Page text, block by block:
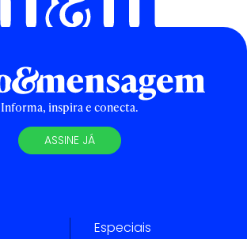
Informa, inspira e conecta.
ASSINE JÁ
Especiais